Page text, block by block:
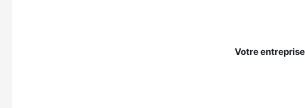
Votre